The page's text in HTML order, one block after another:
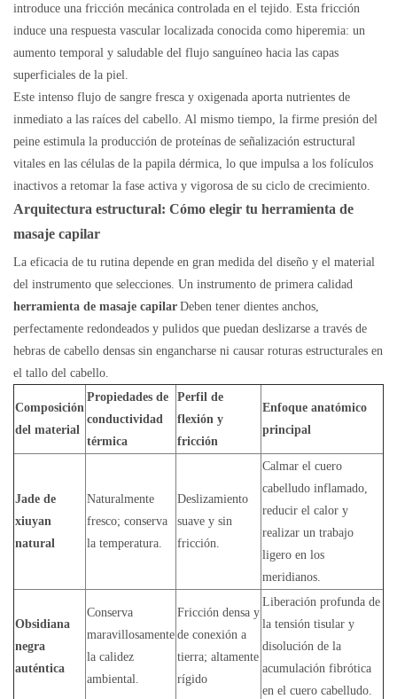
introduce una fricción mecánica controlada en el tejido. Esta fricción
induce una respuesta vascular localizada conocida como hiperemia: un
aumento temporal y saludable del flujo sanguíneo hacia las capas
superficiales de la piel.
Este intenso flujo de sangre fresca y oxigenada aporta nutrientes de
inmediato a las raíces del cabello. Al mismo tiempo, la firme presión del
peine estimula la producción de proteínas de señalización estructural
vitales en las células de la papila dérmica, lo que impulsa a los folículos
inactivos a retomar la fase activa y vigorosa de su ciclo de crecimiento.
Arquitectura estructural: Cómo elegir tu herramienta de
masaje capilar
La eficacia de tu rutina depende en gran medida del diseño y el material
del instrumento que selecciones. Un instrumento de primera calidad
herramienta de masaje capilar Deben tener dientes anchos,
perfectamente redondeados y pulidos que puedan deslizarse a través de
hebras de cabello densas sin engancharse ni causar roturas estructurales en
el tallo del cabello.
Composición
del material
Propiedades de
conductividad
térmica
Perfil de
flexión y
fricción
Enfoque anatómico
principal
Jade de
xiuyan
natural
Naturalmente
fresco; conserva
la temperatura.
Deslizamiento
suave y sin
fricción.
Calmar el cuero
cabelludo inflamado,
reducir el calor y
realizar un trabajo
ligero en los
meridianos.
Obsidiana
negra
auténtica
Conserva
maravillosamente
la calidez
ambiental.
Fricción densa y
de conexión a
tierra; altamente
rígido
Liberación profunda de
la tensión tisular y
disolución de la
acumulación fibrótica
en el cuero cabelludo.